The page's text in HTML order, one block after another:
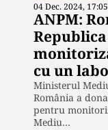
04 Dec. 2024, 17:05
ANPM:
cu un
Ministerul
România a
pentru
Mediu…